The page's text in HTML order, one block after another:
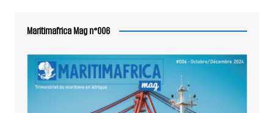
Maritimafrica Mag n°006